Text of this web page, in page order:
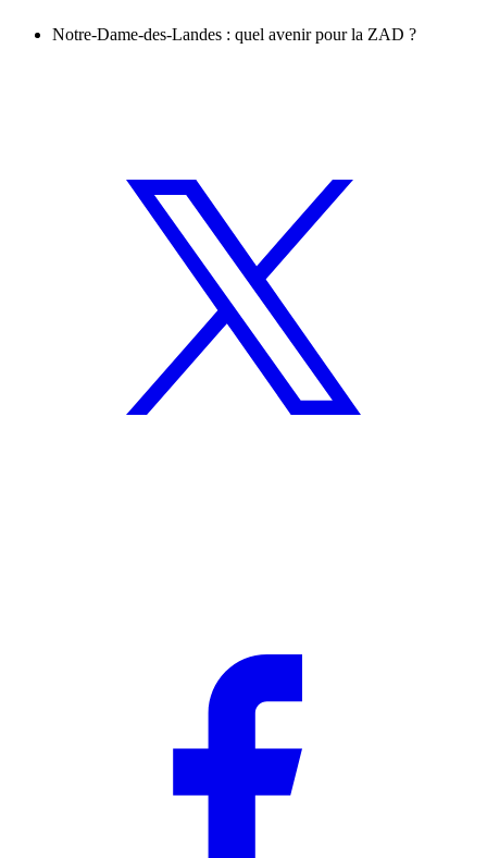
Notre-Dame-des-Landes : quel avenir pour la ZAD ?